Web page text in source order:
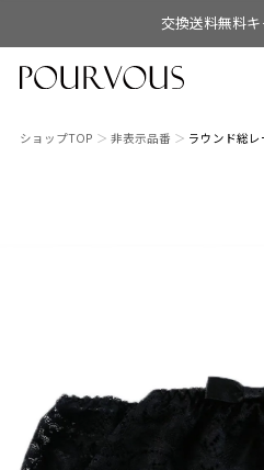
交換送料無料
ショップTOP 非表示品番 ラウンド総